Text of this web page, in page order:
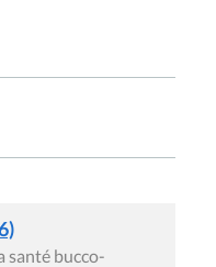
santé bucco-